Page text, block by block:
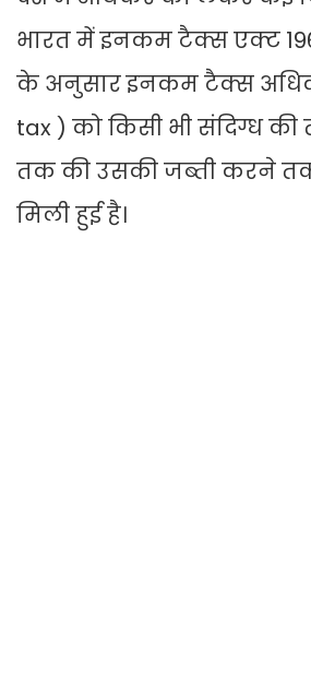
भारत में इनकम टैक्स एक्ट
के अनुसार इनकम टैक्स
tax ) को किसी भी संदिग्ध
तक की उसकी जब्ती करने
मिली हुई है।